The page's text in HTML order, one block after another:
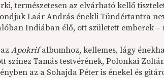
természetesen az elvárható kellő
Laár András énekli Tündértantra
Indiában élő, ott született emberek –
azApokrifalbumhoz, kellemes, lágy
színez Tamás testvérének, Polonkai
az a Sohajda Péter is énekel és